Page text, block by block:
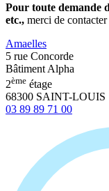
Pour toute demande
etc., merci de contacter
Amaelles
5 rue Concorde
Bâtiment Alpha
2ème étage
68300 SAINT-LOUIS
03 89 89 71 00